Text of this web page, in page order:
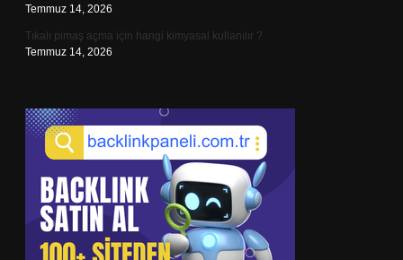
Temmuz 14, 2026
Tıkalı pimaş açma için hangi kimyasal kullanılır ?
Temmuz 14, 2026